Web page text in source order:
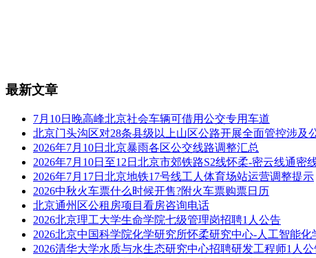
最新文章
7月10日晚高峰北京社会车辆可借用公交专用车道
北京门头沟区对28条县级以上山区公路开展全面管控涉及
2026年7月10日北京暴雨各区公交线路调整汇总
2026年7月10日至12日北京市郊铁路S2线怀柔-密云线通密
2026年7月17日北京地铁17号线工人体育场站运营调整提示
2026中秋火车票什么时候开售?附火车票购票日历
北京通州区公租房项目看房咨询电话
2026北京理工大学生命学院七级管理岗招聘1人公告
2026北京中国科学院化学研究所怀柔研究中心-人工智能
2026清华大学水质与水生态研究中心招聘研发工程师1人公